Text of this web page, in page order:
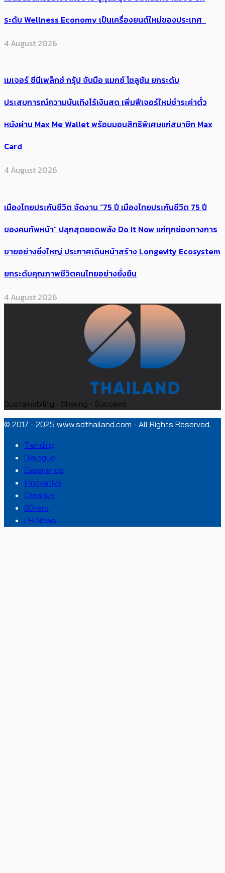
ระดับ Wellness Economy เป็นเครื่องยนต์ใหม่ของประเทศ
4 August 2026
เมเจอร์ ซีนีเพล็กซ์ กรุ้ป จับมือ แมกซ์ โซลูชัน ยกระดับ
ประสบการณ์ความบันเทิงไร้เงินสด เพิ่มฟีเจอร์ใหม่ชำระค่าตั๋ว
หนังผ่าน Max Me Wallet พร้อมมอบสิทธิพิเศษแก่สมาชิก Max
Card
4 August 2026
เมืองไทยประกันชีวิต จัดงาน “75 ปี เมืองไทยประกันชีวิต 75 ปี
ของคนทัพหน้า” ปลุกสุดยอดพลัง Do It Now แก่ทุกช่องทางการ
ขายอย่างยิ่งใหญ่ ประกาศเดินหน้าสร้าง Longevity Ecosystem
ยกระดับคุณภาพชีวิตคนไทยอย่างยั่งยืน
4 August 2026
Sustainability • Sharing • Success
© 2017 - 2025 www.sdthailand.com - All Rights Reserved.
Trending
Dialogue
Experience
Innovative
Creative
SD-ers
PR News